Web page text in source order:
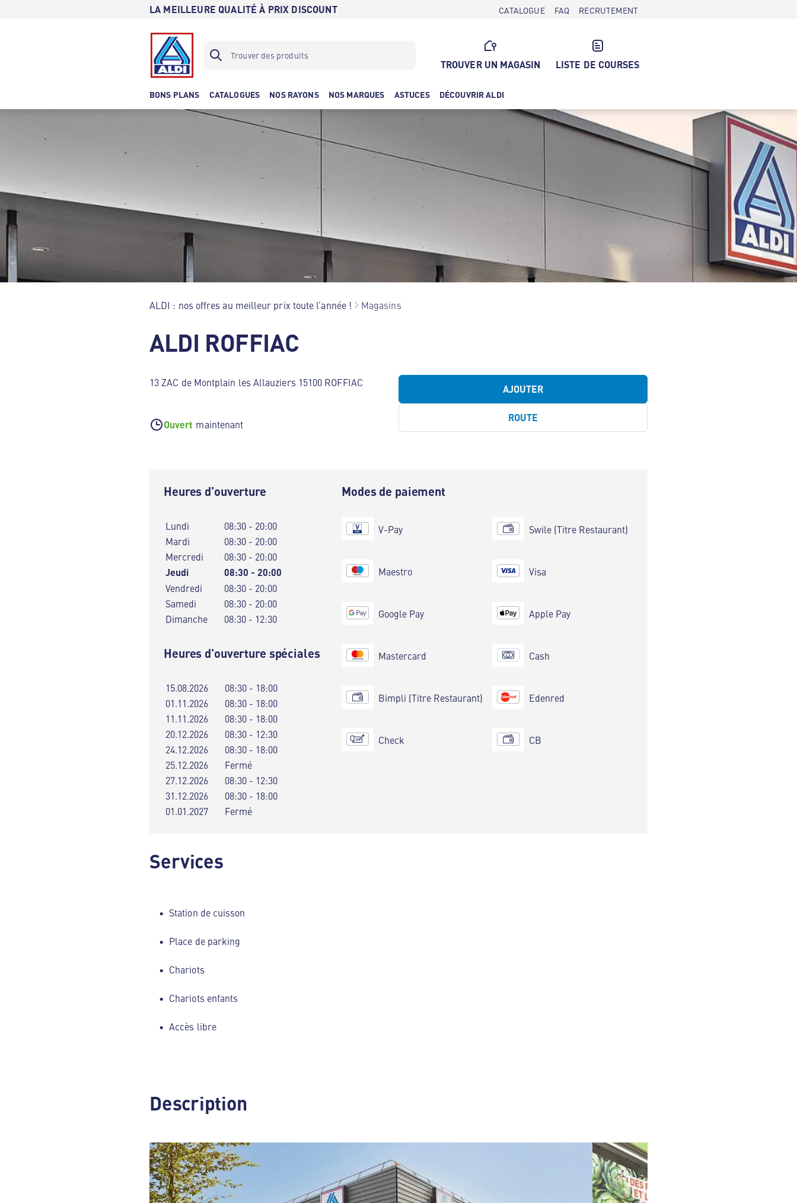
LA MEILLEURE QUALITÉ À PRIX DISCOUNT CATALOGUE FAQ RECRUTEMENT
TROUVER UN MAGASIN LISTE DE COURSES
BONS PLANS CATALOGUES NOS RAYONS NOS MARQUES ASTUCES DÉCOUVRIR ALDI
ALDI : nos offres au meilleur prix toute l’année ! Magasins
ALDI ROFFIAC
13 ZAC de Montplain les Allauziers 15100 ROFFIAC
Ouvert maintenant
AJOUTER
ROUTE
Heures d’ouverture
Lundi
08:30 - 20:00
Mardi
08:30 - 20:00
Mercredi
08:30 - 20:00
Jeudi 08:30 - 20:00
Vendredi
08:30 - 20:00
Samedi
08:30 - 20:00
Dimanche
08:30 - 12:30
Heures d'ouverture spéciales
15.08.2026
08:30 - 18:00
01.11.2026
08:30 - 18:00
11.11.2026
08:30 - 18:00
20.12.2026
08:30 - 12:30
24.12.2026
08:30 - 18:00
25.12.2026
Fermé
27.12.2026
08:30 - 12:30
31.12.2026
08:30 - 18:00
01.01.2027
Fermé
Modes de paiement
V-Pay
Maestro
Google Pay
Mastercard
Bimpli (Titre Restaurant)
Check
Swile (Titre Restaurant)
Visa
Apple Pay
Cash
Edenred
CB
Services
Station de cuisson
Place de parking
Chariots
Chariots enfants
Accès libre
Description